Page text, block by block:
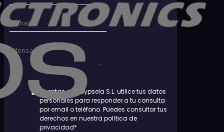
Aceptas que Dypsela S.L. utilice tus datos
personales para responder a tu consulta
por email o teléfono. Puedes consultar tus
derechos en nuestra política de
privacidad*